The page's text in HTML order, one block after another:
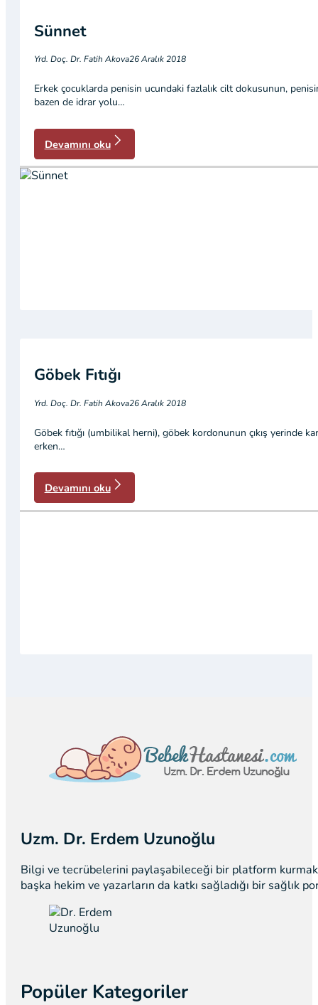
Sünnet
Yrd. Doç. Dr. Fatih Akova26 Aralık 2018
Erkek çocuklarda penisin ucundaki fazlalık cilt dokusunun,
bazen de idrar yolu…
Devamını oku
Göbek Fıtığı
Yrd. Doç. Dr. Fatih Akova26 Aralık 2018
Göbek fıtığı (umbilikal herni), göbek kordonunun çıkış yerinde
erken…
Devamını oku
Uzm. Dr. Erdem Uzunoğlu
Bilgi ve tecrübelerini paylaşabileceği bir platform kurmak
başka hekim ve yazarların da katkı sağladığı bir sağlık
Popüler Kategoriler